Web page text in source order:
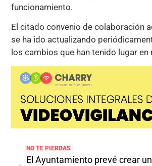
funcionamiento.
El citado convenio de colaboración
se ha ido actualizando
los cambios que han tenido lugar
NO TE PIERDAS
El Ayuntamiento prevé crear